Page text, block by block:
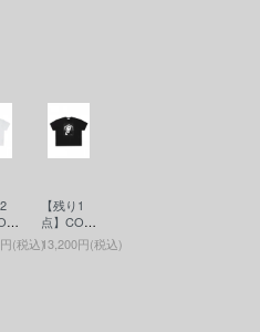
(税込)
【残り1
点】COO
TIE PRO
DUCTIO
13,200円(税込)